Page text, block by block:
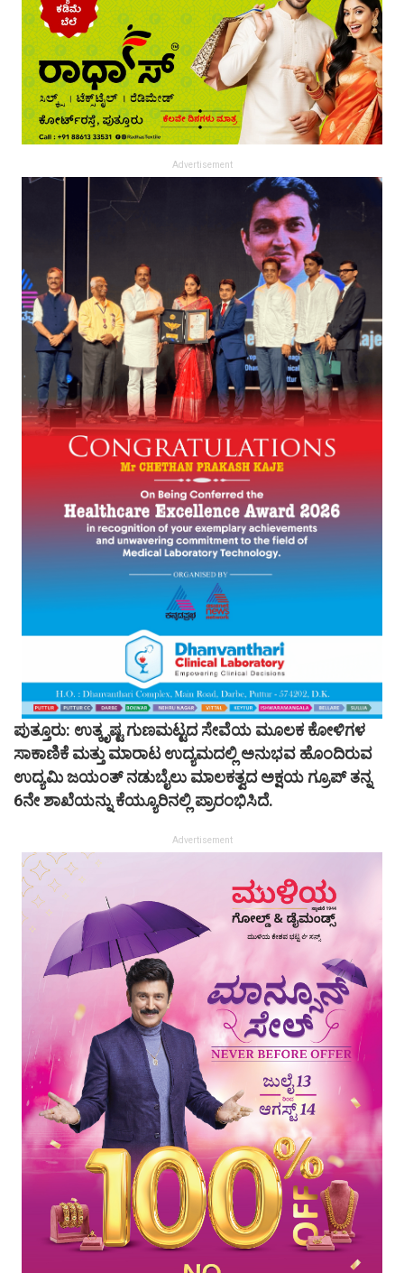
Advertisement
ಪುತ್ತೂರು: ಉತ್ಕೃಷ್ಟ ಗುಣಮಟ್ಟದ ಸೇವೆಯ ಮೂಲಕ ಕೋಳಿಗಳ
ಸಾಕಾಣಿಕೆ ಮತ್ತು ಮಾರಾಟ ಉದ್ಯಮದಲ್ಲಿ ಅನುಭವ ಹೊಂದಿರುವ
ಉದ್ಯಮಿ ಜಯಂತ್ ನಡುಬೈಲು ಮಾಲಕತ್ವದ ಅಕ್ಷಯ ಗ್ರೂಪ್ ತನ್ನ
6ನೇ ಶಾಖೆಯನ್ನು ಕೆಯ್ಯೂರಿನಲ್ಲಿ ಪ್ರಾರಂಭಿಸಿದೆ.
Advertisement